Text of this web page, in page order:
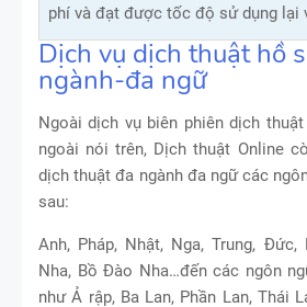
phí và đạt được tốc độ sử dụng lại
Dịch vụ dịch thuật hồ
ngành-đa ngữ
Ngoài dịch vụ biên phiên dịch
ngoài nói trên, Dịch thuật Online
dịch thuật đa ngành đa ngữ các
sau:
Anh, Pháp, Nhật, Nga, Trung, Đức,
Nha, Bồ Đào Nha…đến các ngôn
như Ả rập, Ba Lan, Phần Lan, Thái